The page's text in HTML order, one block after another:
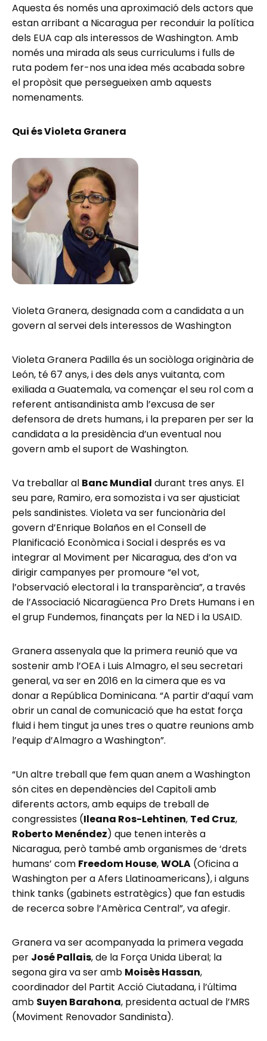
Aquesta és només una aproximació dels actors que
estan arribant a Nicaragua per reconduir la política
dels EUA cap als interessos de Washington. Amb
només una mirada als seus curriculums i fulls de
ruta podem fer-nos una idea més acabada sobre
el propòsit que persegueixen amb aquests
nomenaments.
Qui és Violeta Granera
Violeta Granera, designada com a candidata a un
govern al servei dels interessos de Washington
Violeta Granera Padilla és un sociòloga originària de
León, té 67 anys, i des dels anys vuitanta, com
exiliada a Guatemala, va començar el seu rol com a
referent antisandinista amb l’excusa de ser
defensora de drets humans, i la preparen per ser la
candidata a la presidència d’un eventual nou
govern amb el suport de Washington.
Va treballar al Banc Mundial durant tres anys. El
seu pare, Ramiro, era somozista i va ser ajusticiat
pels sandinistes. Violeta va ser funcionària del
govern d’Enrique Bolaños en el Consell de
Planificació Econòmica i Social i després es va
integrar al Moviment per Nicaragua, des d’on va
dirigir campanyes per promoure “el vot,
l’observació electoral i la transparència”, a través
de l’Associació Nicaragüenca Pro Drets Humans i en
el grup Fundemos, finançats per la NED i la USAID.
Granera assenyala que la primera reunió que va
sostenir amb l’OEA i Luis Almagro, el seu secretari
general, va ser en 2016 en la cimera que es va
donar a República Dominicana. “A partir d’aquí vam
obrir un canal de comunicació que ha estat força
fluid i hem tingut ja unes tres o quatre reunions amb
l’equip d’Almagro a Washington”.
“Un altre treball que fem quan anem a Washington
són cites en dependències del Capitoli amb
diferents actors, amb equips de treball de
congressistes (Ileana Ros-Lehtinen, Ted Cruz,
Roberto Menéndez) que tenen interès a
Nicaragua, però també amb organismes de ‘drets
humans’ com Freedom House,WOLA (Oficina a
Washington per a Afers Llatinoamericans), i alguns
think tanks (gabinets estratègics) que fan estudis
de recerca sobre l’Amèrica Central”, va afegir.
Granera va ser acompanyada la primera vegada
per José Pallais, de la Força Unida Liberal; la
segona gira va ser amb Moisès Hassan,
coordinador del Partit Acció Ciutadana, i l’última
amb Suyen Barahona, presidenta actual de l’MRS
(Moviment Renovador Sandinista).